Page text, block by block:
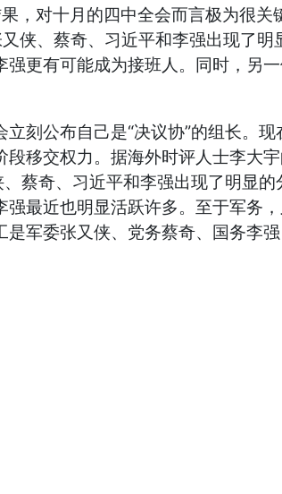
，对十月的四中全会而言极为很
侠、蔡奇、习近平和李强出现了明
更有可能成为接班人。同时，另
刻公布自己是“决议协”的组长。
移交权力。据海外时评人士李大
蔡奇、习近平和李强出现了明显
最近也明显活跃许多。至于军务
军委张又侠、党务蔡奇、国务李